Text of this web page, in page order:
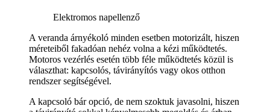
Elektromos napellenző
A veranda árnyékoló minden esetben motorizált, hiszen
méreteiből fakadóan nehéz volna a kézi működtetés.
Motoros vezérlés esetén több féle működtetés közül is
választhat: kapcsolós, távirányítós vagy okos otthon
rendszer segítségével.
A kapcsoló bár opció, de nem szoktuk javasolni, hiszen